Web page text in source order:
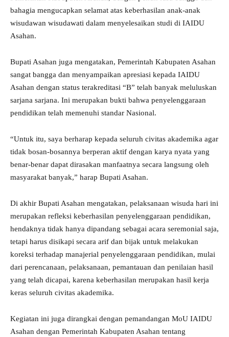
bahagia mengucapkan selamat atas keberhasilan anak-anak
wisudawan wisudawati dalam menyelesaikan studi di IAIDU
Asahan.
Bupati Asahan juga mengatakan, Pemerintah Kabupaten Asahan
sangat bangga dan menyampaikan apresiasi kepada IAIDU
Asahan dengan status terakreditasi “B” telah banyak meluluskan
sarjana sarjana. Ini merupakan bukti bahwa penyelenggaraan
pendidikan telah memenuhi standar Nasional.
“Untuk itu, saya berharap kepada seluruh civitas akademika agar
tidak bosan-bosannya berperan aktif dengan karya nyata yang
benar-benar dapat dirasakan manfaatnya secara langsung oleh
masyarakat banyak,” harap Bupati Asahan.
Di akhir Bupati Asahan mengatakan, pelaksanaan wisuda hari ini
merupakan refleksi keberhasilan penyelenggaraan pendidikan,
hendaknya tidak hanya dipandang sebagai acara seremonial saja,
tetapi harus disikapi secara arif dan bijak untuk melakukan
koreksi terhadap manajerial penyelenggaraan pendidikan, mulai
dari perencanaan, pelaksanaan, pemantauan dan penilaian hasil
yang telah dicapai, karena keberhasilan merupakan hasil kerja
keras seluruh civitas akademika.
Kegiatan ini juga dirangkai dengan pemandangan MoU IAIDU
Asahan dengan Pemerintah Kabupaten Asahan tentang